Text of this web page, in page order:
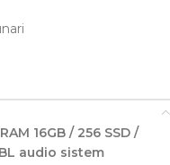
16GB / 256 SSD /
audio sistem